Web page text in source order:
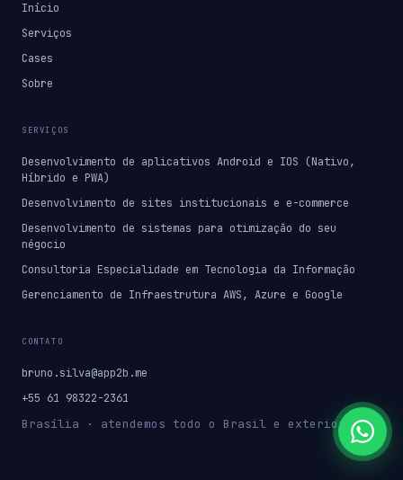
Início
Serviços
Cases
Sobre
SERVIÇOS
Desenvolvimento de aplicativos Android e IOS (Nativo,
Híbrido e PWA)
Desenvolvimento de sites institucionais e e-commerce
Desenvolvimento de sistemas para otimização do seu
négocio
Consultoria Especialidade em Tecnologia da Informação
Gerenciamento de Infraestrutura AWS, Azure e Google
CONTATO
bruno.silva@app2b.me
+55 61 98322-2361
Brasília · atendemos todo o Brasil e exterior